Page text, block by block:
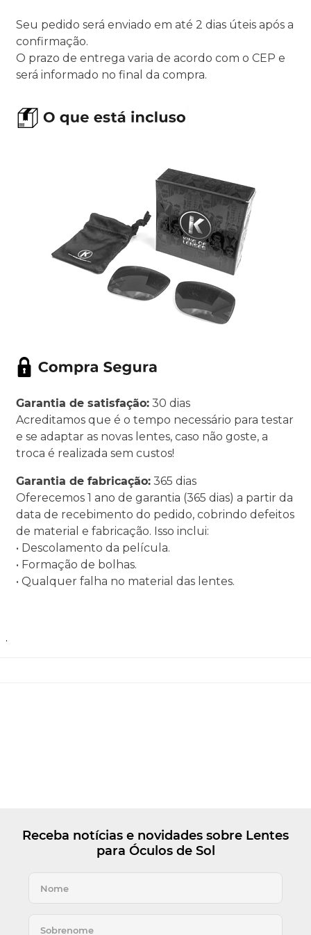
Seu pedido será enviado em até 2 dias úteis após a
confirmação.
O prazo de entrega varia de acordo com o CEP e
será informado no final da compra.
Garantia de satisfação: 30 dias
Acreditamos que é o tempo necessário para testar
e se adaptar as novas lentes, caso não goste, a
troca é realizada sem custos!
Garantia de fabricação: 365 dias
Oferecemos 1 ano de garantia (365 dias) a partir da
data de recebimento do pedido, cobrindo defeitos
de material e fabricação. Isso inclui:
• Descolamento da película.
• Formação de bolhas.
• Qualquer falha no material das lentes.
.
Receba notícias e novidades sobre Lentes
para Óculos de Sol